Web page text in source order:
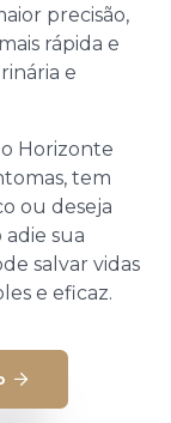
precisão,
rápida e
e
Horizonte
tem
ou deseja
sua
salvar vidas
e eficaz.